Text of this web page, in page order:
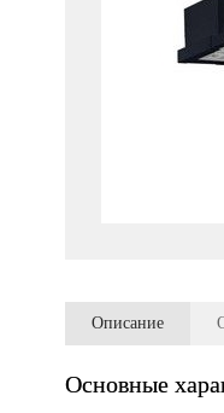
Описание
Основные